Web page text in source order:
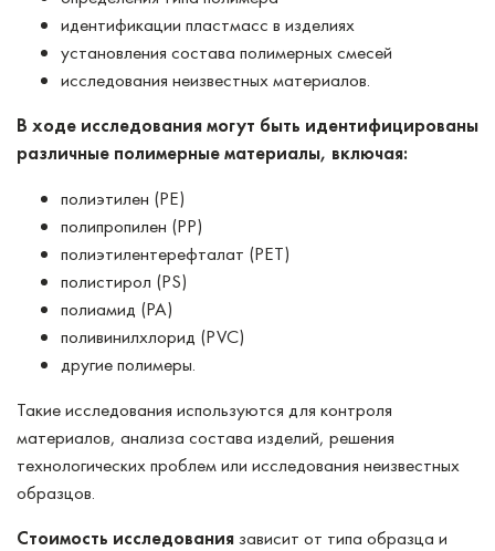
идентификации пластмасс в изделиях
установления состава полимерных смесей
исследования неизвестных материалов.
В ходе исследования могут быть идентифицированы
различные полимерные материалы, включая:
полиэтилен (PE)
полипропилен (PP)
полиэтилентерефталат (PET)
полистирол (PS)
полиамид (PA)
поливинилхлорид (PVC)
другие полимеры.
Такие исследования используются для контроля
материалов, анализа состава изделий, решения
технологических проблем или исследования неизвестных
образцов.
Стоимость исследованиязависит от типа образца и